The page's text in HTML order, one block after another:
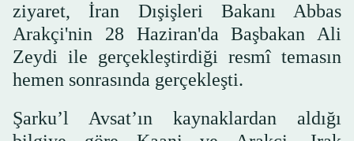
ziyaret, İran Dışişleri Bakanı Abbas
Arakçi'nin 28 Haziran'da Başbakan Ali
Zeydi ile gerçekleştirdiği resmî temasın
hemen sonrasında gerçekleşti.
Şarku’l Avsat’ın kaynaklardan aldığı